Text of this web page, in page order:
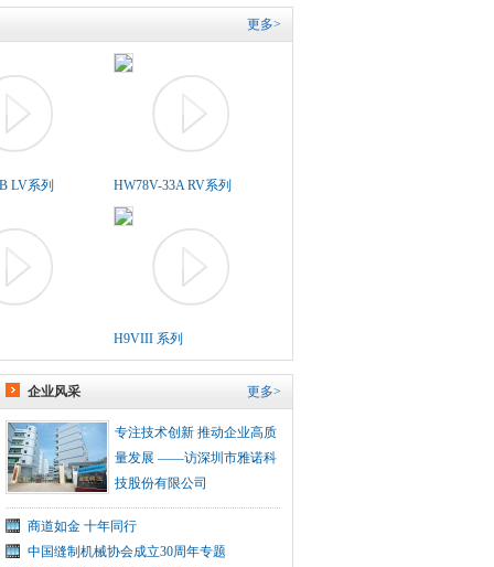
更多>
LV系列 HW78V-33A RV系列
H9VIII 系列
更多>
企业风采
专注技术创新 推动企业高质
量发展 ——访深圳市雅诺科
技股份有限公司
商道如金 十年同行
中国缝制机械协会成立30周年专题